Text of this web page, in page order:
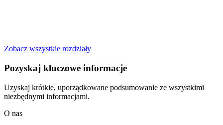
Zobacz wszystkie rozdziały
Pozyskaj kluczowe informacje
Uzyskaj krótkie, uporządkowane podsumowanie ze wszystkimi
niezbędnymi informacjami.
O nas